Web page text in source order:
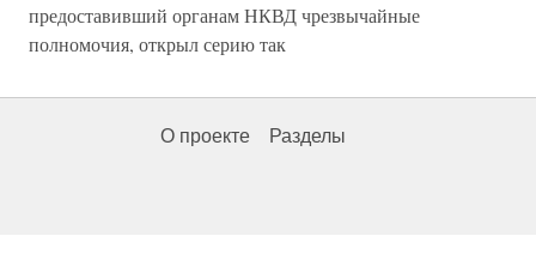
предоставивший органам НКВД чрезвычайные
полномочия, открыл серию так
О проекте Разделы